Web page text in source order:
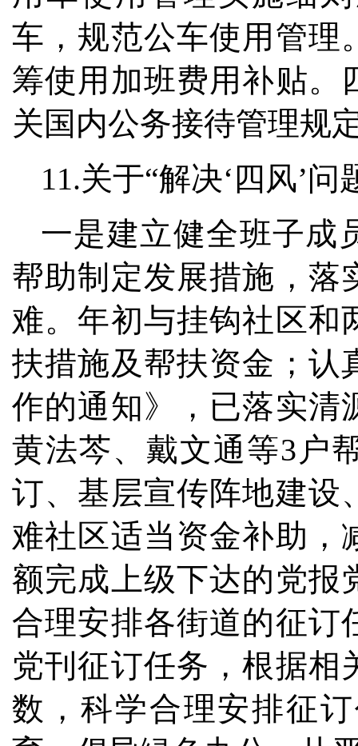
车，规范公车使用管理
筹使用加班费用补贴。
关国内公务接待管理规
11.关于“解决‘四风’
一是建立健全班子成
帮助制定发展措施，落
难。年初与挂钩社区和
扶措施及帮扶资金；认
作的通知》，已落实清
黄法芩、戴文通等3户
订、基层宣传阵地建设
难社区适当资金补助，
额完成上级下达的党报
合理安排各街道的征订
党刊征订任务，根据相
数，科学合理安排征